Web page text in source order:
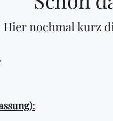
Hier nochmal kurz